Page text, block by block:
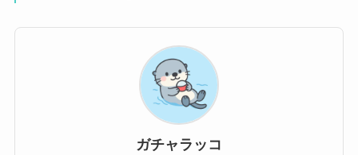
ガチャラッコ